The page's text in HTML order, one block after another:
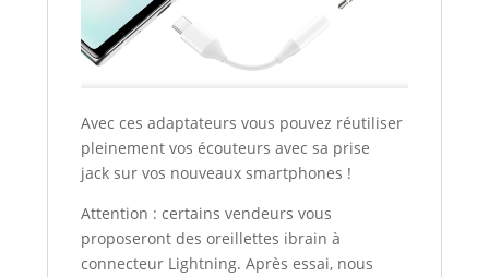
Avec ces adaptateurs vous pouvez réutiliser
pleinement vos écouteurs avec sa prise
jack sur vos nouveaux smartphones !
Attention : certains vendeurs vous
proposeront des oreillettes ibrain à
connecteur Lightning. Après essai, nous